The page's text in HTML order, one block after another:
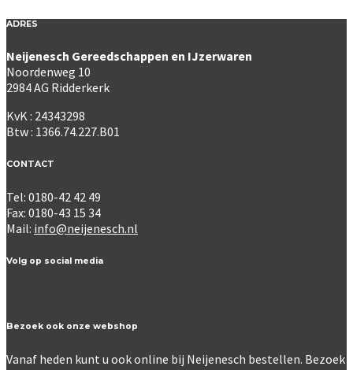
ADRES
Neijenesch Gereedschappen en IJzerwaren
Noordenweg 10
2984 AG Ridderkerk
KvK : 24343298
Btw : 1366.74.227.B01
CONTACT
Tel: 0180-42 42 49
Fax: 0180-43 15 34
Mail: info@neijenesch.nl
Volg op social media
Bezoek ook onze webshop
Vanaf heden kunt u ook online bij Neijenesch bestellen. Bezoek